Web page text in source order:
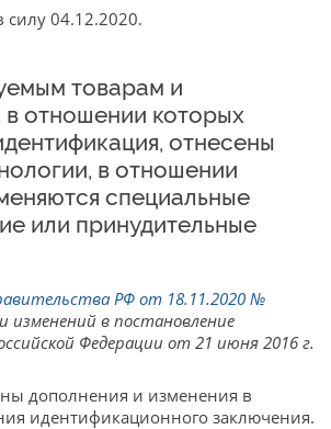
силу 04.12.2020.
товарам и
в отношении которых
отнесены
в отношении
специальные
или принудительные
РФ от 18.11.2020 №
изменений в постановление
Федерации от 21 июня 2016 г.
дополнения и изменения в
идентификационного заключения.